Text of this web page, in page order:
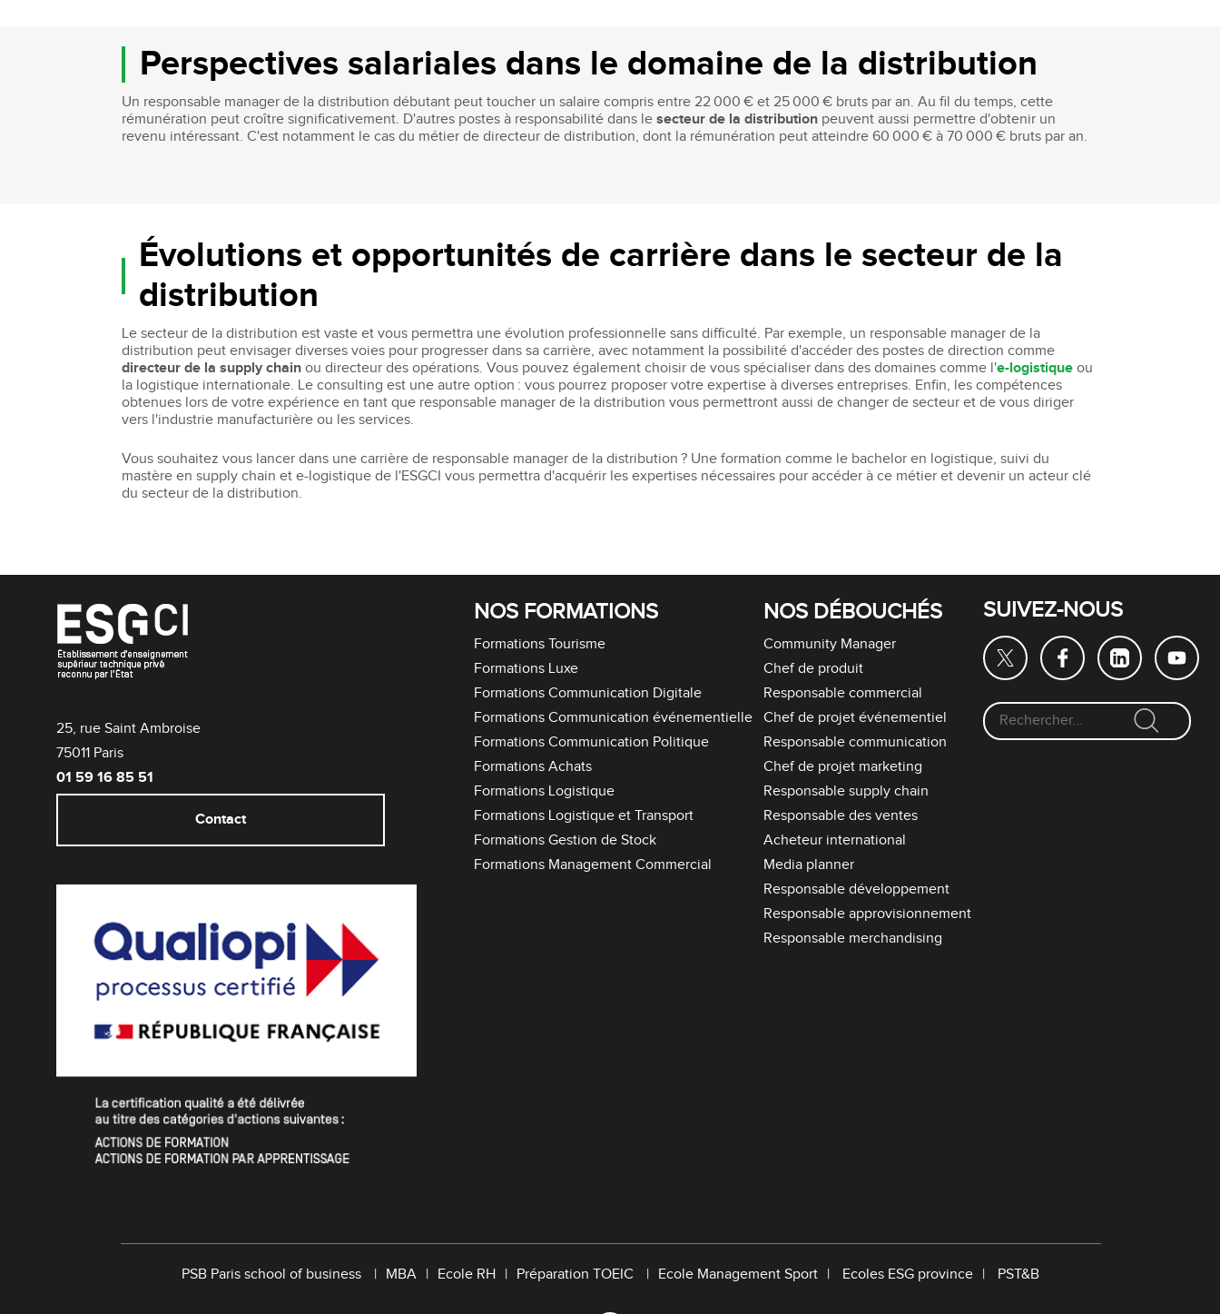
Perspectives salariales dans le domaine de la distribution
Un responsable manager de la distribution débutant peut toucher un salaire compris entre 22 000 € et 25 000 € bruts par an. Au fil du temps, cette
rémunération peut croître significativement. D'autres postes à responsabilité dans lesecteur de la distribution peuvent aussi permettre d'obtenir un
revenu intéressant. C'est notamment le cas du métier de directeur de distribution, dont la rémunération peut atteindre 60 000 € à 70 000 € bruts par an.
Évolutions et opportunités de carrière dans le secteur de la
distribution
Le secteur de la distribution est vaste et vous permettra une évolution professionnelle sans difficulté. Par exemple, un responsable manager de la
distribution peut envisager diverses voies pour progresser dans sa carrière, avec notamment la possibilité d'accéder des postes de direction comme
directeur de la supply chain ou directeur des opérations. Vous pouvez également choisir de vous spécialiser dans des domaines comme l'e-logistique ou
la logistique internationale. Le consulting est une autre option : vous pourrez proposer votre expertise à diverses entreprises. Enfin, les compétences
obtenues lors de votre expérience en tant que responsable manager de la distribution vous permettront aussi de changer de secteur et de vous diriger
vers l'industrie manufacturière ou les services.
Vous souhaitez vous lancer dans une carrière de responsable manager de la distribution ? Une formation comme le bachelor en logistique, suivi du
mastère en supply chain et e-logistique de l'ESGCI vous permettra d'acquérir les expertises nécessaires pour accéder à ce métier et devenir un acteur clé
du secteur de la distribution.
25, rue Saint Ambroise
75011 Paris
01 59 16 85 51
Contact
NOS FORMATIONS
Formations Tourisme
Formations Luxe
Formations Communication Digitale
Formations Communication événementielle
Formations Communication Politique
Formations Achats
Formations Logistique
Formations Logistique et Transport
Formations Gestion de Stock
Formations Management Commercial
NOS DÉBOUCHÉS
Community Manager
Chef de produit
Responsable commercial
Chef de projet événementiel
Responsable communication
Chef de projet marketing
Responsable supply chain
Responsable des ventes
Acheteur international
Media planner
Responsable développement
Responsable approvisionnement
Responsable merchandising
SUIVEZ-NOUS
F
PSB Paris school of business MBA Ecole RH Préparation TOEIC Ecole Management Sport Ecoles ESG province PST&B